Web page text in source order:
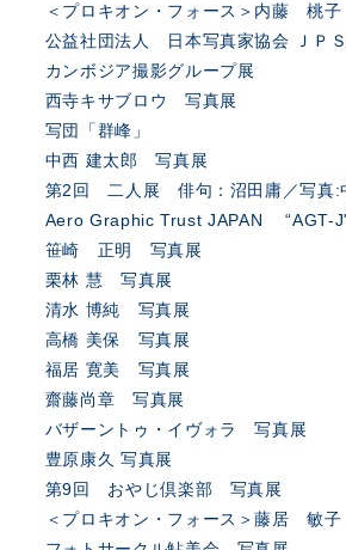
＜プロキオン・フォース＞内藤 桃
公益社団法人 日本写真家協会 ＪＰ
カンボジア撮影グループ展
西寺キサブロウ 写真展
写団「群峰」
中西 建太郎 写真展
第2回 二人展 俳句：沼田庸／写真:
Aero Graphic Trust JAPAN “AGT-
笹崎 正明 写真展
栗林 慧 写真展
清水 博純 写真展
高橋 美保 写真展
福居 寛美 写真展
齋藤尚章 写真展
バザーントゥ・イヴォラ 写真展
豊原康久 写真展
第9回 おやじ倶楽部 写真展
＜プロキオン・フォース＞藤居 敏